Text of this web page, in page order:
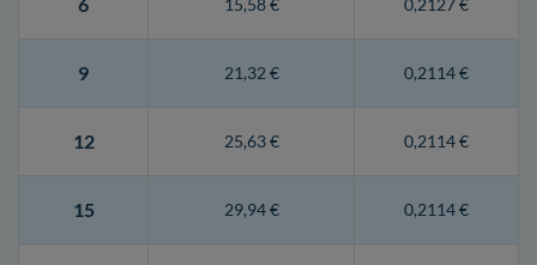
15,58 € 0,2127 €
9 21,32 € 0,2114 €
12 25,63 € 0,2114 €
15 29,94 € 0,2114 €